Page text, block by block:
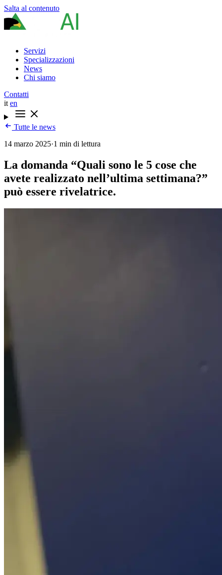
Salta al contenuto
Servizi
Specializzazioni
News
Chi siamo
Contatti
it en
Tutte le news
14 marzo 2025·1 min di lettura
La domanda “Quali sono le 5 cose che
avete realizzato nell’ultima settimana?”
può essere rivelatrice.